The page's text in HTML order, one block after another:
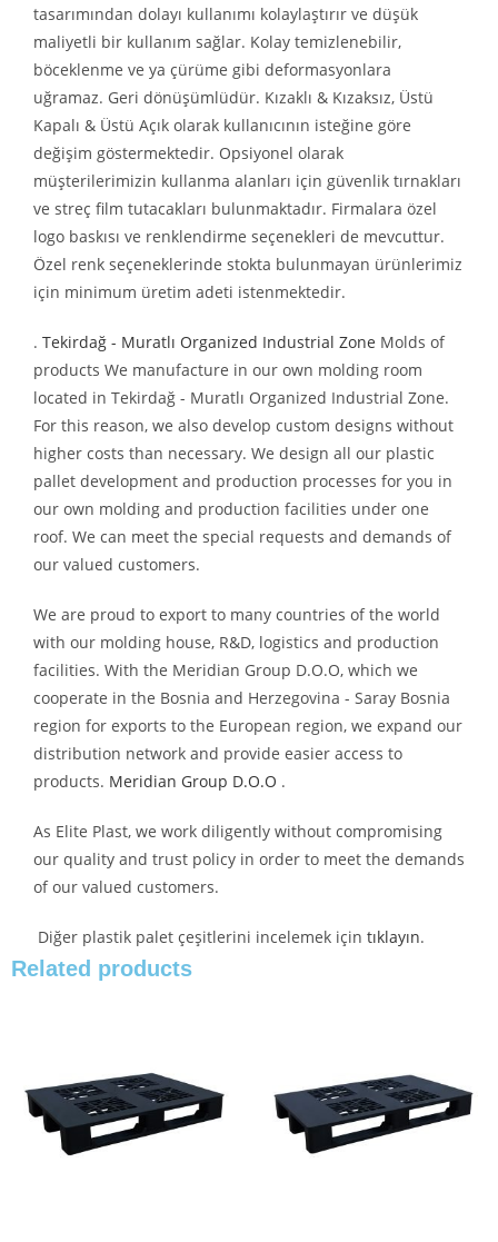
tasarımından dolayı kullanımı kolaylaştırır ve düşük
maliyetli bir kullanım sağlar. Kolay temizlenebilir,
böceklenme ve ya çürüme gibi deformasyonlara
uğramaz. Geri dönüşümlüdür. Kızaklı & Kızaksız, Üstü
Kapalı & Üstü Açık olarak kullanıcının isteğine göre
değişim göstermektedir. Opsiyonel olarak
müşterilerimizin kullanma alanları için güvenlik tırnakları
ve streç film tutacakları bulunmaktadır. Firmalara özel
logo baskısı ve renklendirme seçenekleri de mevcuttur.
Özel renk seçeneklerinde stokta bulunmayan ürünlerimiz
için minimum üretim adeti istenmektedir.
. Tekirdağ - Muratlı Organized Industrial Zone Molds of
products We manufacture in our own molding room
located in Tekirdağ - Muratlı Organized Industrial Zone.
For this reason, we also develop custom designs without
higher costs than necessary. We design all our plastic
pallet development and production processes for you in
our own molding and production facilities under one
roof. We can meet the special requests and demands of
our valued customers.
We are proud to export to many countries of the world
with our molding house, R&D, logistics and production
facilities. With the Meridian Group D.O.O, which we
cooperate in the Bosnia and Herzegovina - Saray Bosnia
region for exports to the European region, we expand our
distribution network and provide easier access to
products. Meridian Group D.O.O .
As Elite Plast, we work diligently without compromising
our quality and trust policy in order to meet the demands
of our valued customers.
Diğer plastik palet çeşitlerini incelemek için tıklayın.
Related products